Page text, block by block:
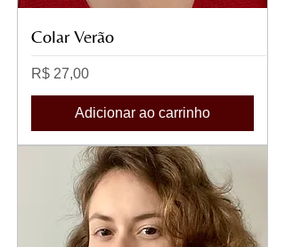
Colar Verão
Preço
R$ 27,00
Adicionar ao carrinho